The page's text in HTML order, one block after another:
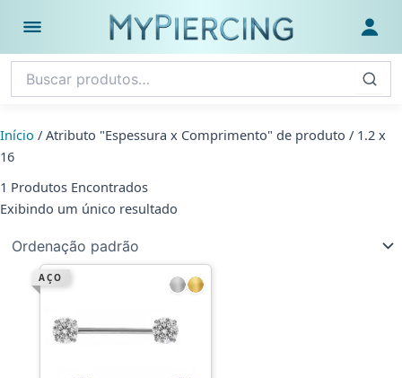
Abrir menu
para
o
conteúdo
Início / Atributo "Espessura x Comprimento" de produto / 1.2 x
16
1 Produtos Encontrados
Exibindo um único resultado
AÇO